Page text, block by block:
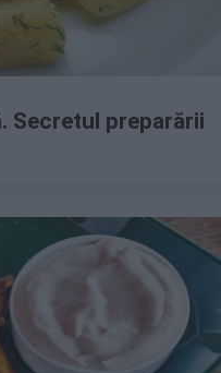
Secretul preparării